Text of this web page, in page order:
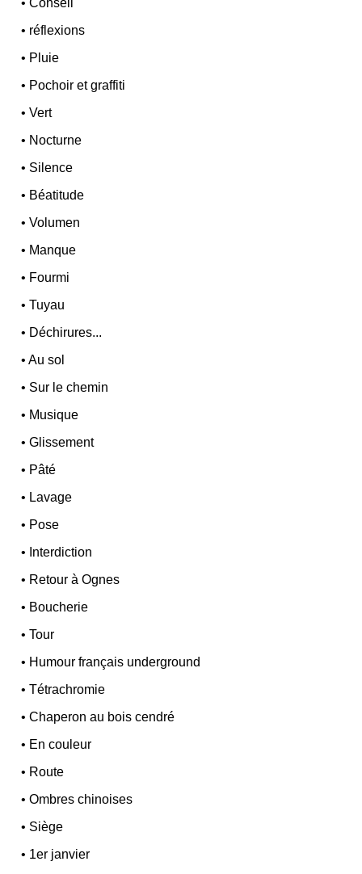
•Conseil
• réflexions
• Pluie
• Pochoir et graffiti
•Vert
• Nocturne
• Silence
• Béatitude
•Volumen
• Manque
• Fourmi
•Tuyau
• Déchirures...
•Au sol
• Sur le chemin
• Musique
•Glissement
• Pâté
• Lavage
• Pose
• Interdiction
• Retour à Ognes
• Boucherie
•Tour
• Humour français underground
•Tétrachromie
•Chaperon au bois cendré
• En couleur
• Route
•Ombres chinoises
• Siège
• 1er janvier